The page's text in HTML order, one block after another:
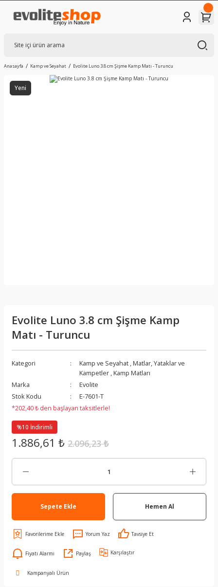
Anasayfa Kamp ve Seyahat Evolite Luno 3.8 cm Şişme Kamp Matı - Turuncu
Yeni
Evolite Luno 3.8 cm Şişme Kamp
Matı - Turuncu
Kategori Kamp ve Seyahat ,Matlar, Yataklar ve
Kampetler ,Kamp Matları
Marka
Evolite
Stok Kodu
E-7601-T
*202,40 ₺ den başlayan taksitlerle!
%10 İndirimli
1.886,61 ₺ 2.096,23 ₺
Sepete Ekle Hemen Al
Yorum Yaz Tavsiye Et
Fiyatı Alarmı Paylaş Karşılaştır
Kampanyalı Ürün